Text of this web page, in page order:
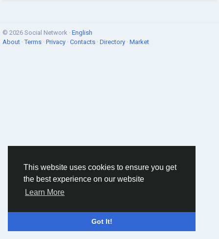
This website uses cookies to ensure you get
the best experience on our website
Learn More
Got It!
© 2026 Social Network · English
About ·Terms · Privacy · Contacts · Directory · Market